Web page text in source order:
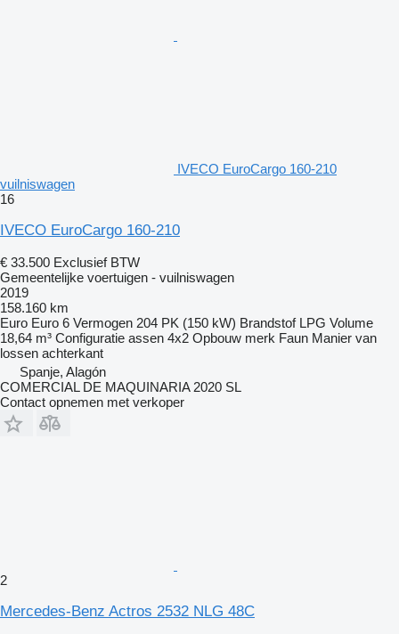
IVECO EuroCargo 160-210
vuilniswagen
16
IVECO EuroCargo 160-210
€ 33.500 Exclusief BTW
Gemeentelijke voertuigen - vuilniswagen
2019
158.160 km
Euro Euro 6 Vermogen 204 PK (150 kW) Brandstof LPG Volume
18,64 m³ Configuratie assen 4x2 Opbouw merk Faun Manier van
lossen achterkant
Spanje, Alagón
COMERCIAL DE MAQUINARIA 2020 SL
Contact opnemen met verkoper
2
Mercedes-Benz Actros 2532 NLG 48C